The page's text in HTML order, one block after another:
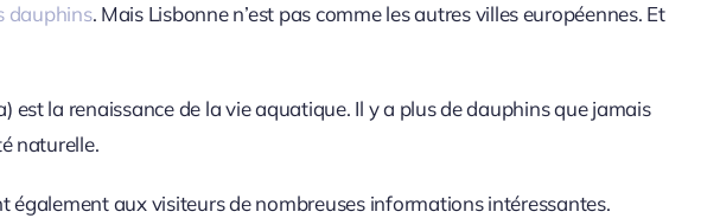
dauphins. Mais Lisbonne n’est pas comme les autres villes européennes. Et
est la renaissance de la vie aquatique. Il y a plus de dauphins que jamais
naturelle.
aux visiteurs de nombreuses informations intéressantes.